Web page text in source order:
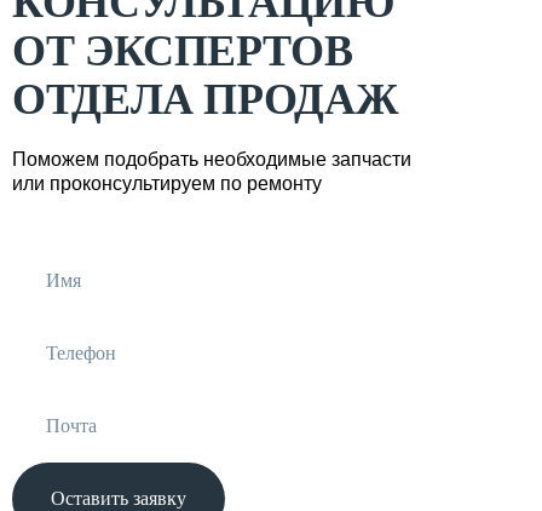
ОТ ЭКСПЕРТОВ
ОТДЕЛА ПРОДАЖ
Поможем подобрать необходимые запчасти
или проконсультируем по ремонту
Оставить заявку